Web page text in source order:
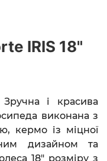
IRIS 18"
і красива
виконана з
кермо із міцної
дизайном та
18" розміру з